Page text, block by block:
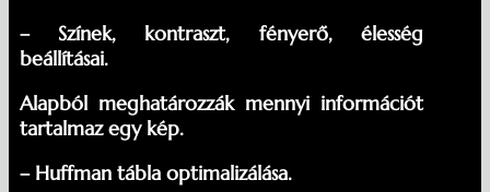
– Színek, kontraszt, fényerő, élesség
beállításai.
Alapból meghatározzák mennyi információt
tartalmaz egy kép.
– Huffman tábla optimalizálása.